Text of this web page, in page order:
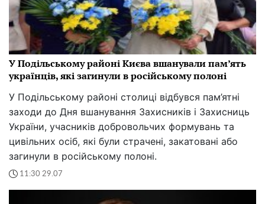
У Подільському районі Києва вшанували пам’ять
українців, які загинули в російському полоні
У Подільському районі столиці відбувся пам’ятні
заходи до Дня вшанування Захисників і Захисниць
України, учасників добровольчих формувань та
цивільних осіб, які були страчені, закатовані або
загинули в російському полоні.
11:30 29.07